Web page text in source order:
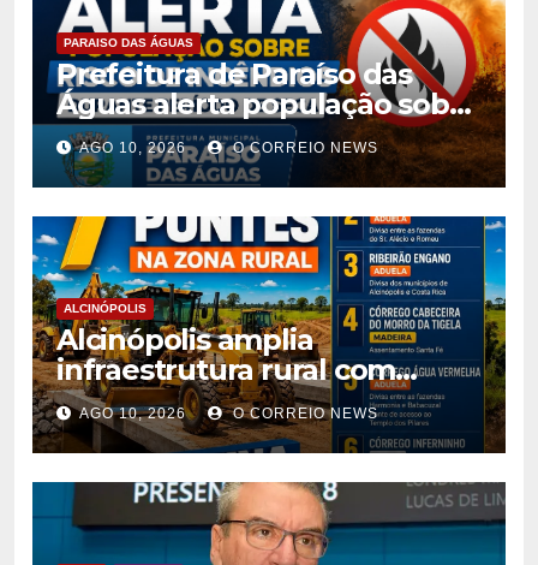
PARAISO DAS ÁGUAS
Prefeitura de Paraíso das
Águas alerta população sobre
risco de incêndios durante
período de seca
AGO 10, 2026 O CORREIO NEWS
ALCINÓPOLIS
Alcinópolis amplia
infraestrutura rural com
construção de sete novas
pontes
AGO 10, 2026 O CORREIO NEWS